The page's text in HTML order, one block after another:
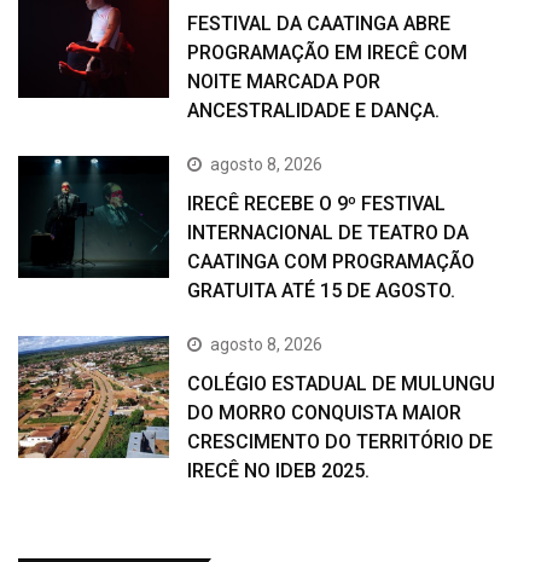
FESTIVAL DA CAATINGA ABRE
PROGRAMAÇÃO EM IRECÊ COM
NOITE MARCADA POR
ANCESTRALIDADE E DANÇA.
agosto 8, 2026
IRECÊ RECEBE O 9º FESTIVAL
INTERNACIONAL DE TEATRO DA
CAATINGA COM PROGRAMAÇÃO
GRATUITA ATÉ 15 DE AGOSTO.
agosto 8, 2026
COLÉGIO ESTADUAL DE MULUNGU
DO MORRO CONQUISTA MAIOR
CRESCIMENTO DO TERRITÓRIO DE
IRECÊ NO IDEB 2025.